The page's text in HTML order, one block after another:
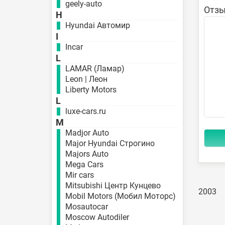
geely-auto
H
Hyundai Автомир
I
Incar
L
LAMAR (Ламар)
Leon | Леон
Liberty Motors
L
luxe-cars.ru
M
Madjor Auto
Major Hyundai Строгино
Majors Auto
Mega Cars
Mir cars
Mitsubishi Центр Кунцево
Mobil Motors (Мобил Моторс)
Mosautocar
Moscow Autodiler
2003